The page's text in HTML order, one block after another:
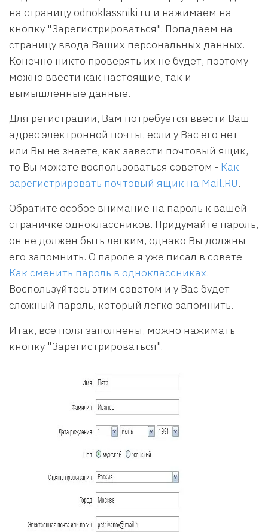
на страницу odnoklassniki.ru и нажимаем на
кнопку "Зарегистрироваться". Попадаем на
страницу ввода Ваших персональных данных.
Конечно никто проверять их не будет, поэтому
можно ввести как настоящие, так и
вымышленные данные.
Для регистрации, Вам потребуется ввести Ваш
адрес электронной почты, если у Вас его нет
или Вы не знаете, как завести почтовый ящик,
то Вы можете воспользоваться советом - Как
зарегистрировать почтовый ящик на Mail.RU.
Обратите особое внимание на пароль к вашей
страничке одноклассников. Придумайте пароль,
он не должен быть легким, однако Вы должны
его запомнить. О пароле я уже писал в совете
Как сменить пароль в одноклассниках.
Воспользуйтесь этим советом и у Вас будет
сложный пароль, который легко запомнить.
Итак, все поля заполнены, можно нажимать
кнопку "Зарегистрироваться".